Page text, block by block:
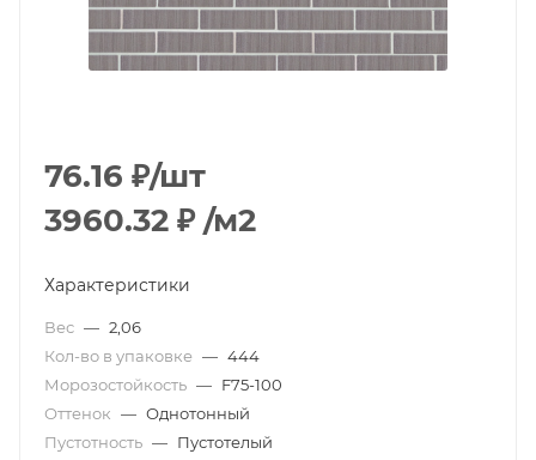
76.16 ₽/шт
3960.32 ₽ /м2
Характеристики
Вес — 2,06
Кол-во в упаковке — 444
Морозостойкость — F75-100
Оттенок — Однотонный
Пустотность — Пустотелый